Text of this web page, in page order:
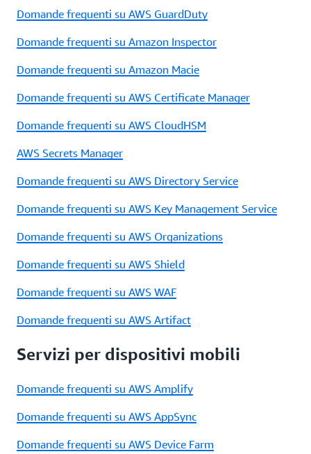
Domande frequenti su AWS GuardDuty
Domande frequenti su Amazon Inspector
Domande frequenti su Amazon Macie
Domande frequenti su AWS Certificate Manager
Domande frequenti su AWS CloudHSM
AWS Secrets Manager
Domande frequenti su AWS Directory Service
Domande frequenti su AWS Key Management Service
Domande frequenti su AWS Organizations
Domande frequenti su AWS Shield
Domande frequenti su AWS WAF
Domande frequenti su AWS Artifact
Servizi per dispositivi mobili
Domande frequenti su AWS Amplify
Domande frequenti su AWS AppSync
Domande frequenti su AWS Device Farm